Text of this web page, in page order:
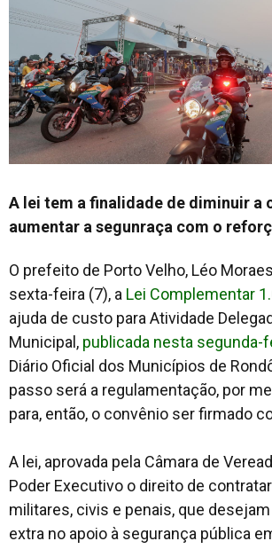
A lei tem a finalidade de diminuir a
aumentar a segunraça com o
O prefeito de Porto Velho, Léo
sexta-feira (7), a Lei Complementar
ajuda de custo para Atividade
Municipal, publicada nesta segunda-
Diário Oficial dos Municípios de
passo será a regulamentação, por
para, então, o convênio ser firmado
A lei, aprovada pela Câmara de
Poder Executivo o direito de
militares, civis e penais, que
extra no apoio à segurança pública